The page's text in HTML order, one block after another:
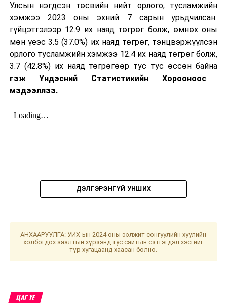
Улсын нэгдсэн төсвийн нийт орлого, тусламжийн
хэмжээ 2023 оны эхний 7 сарын урьдчилсан
гүйцэтгэлээр 12.9 их наяд төгрөг болж, өмнөх оны
мөн үеэс 3.5 (37.0%) их наяд төгрөг, тэнцвэржүүлсэн
орлого тусламжийн хэмжээ 12.4 их наяд төгрөг болж,
3.7 (42.8%) их наяд төгрөгөөр тус тус өссөн байна
гэж Үндэсний Статистикийн Хорооноос
мэдээллээ.
ДЭЛГЭРЭНГҮЙ УНШИХ
АНХААРУУЛГА: УИХ-ын 2024 оны ээлжит сонгуулийн хуулийн
холбогдох заалтын хүрээнд тус сайтын сэтгэгдэл хэсгийг
түр хугацаанд хаасан болно.
ЦАГ ҮЕ